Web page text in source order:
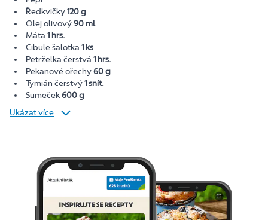
Ředkvičky120 g
Olej olivový90 ml
Máta 1 hrs.
Cibule šalotka 1 ks
Petrželka čerstvá 1 hrs.
Pekanové ořechy60 g
Tymián čerstvý1 snít.
Sumeček600 g
Ukázat více